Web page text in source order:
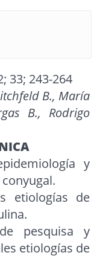
33; 243-264
B., María
B., Rodrigo
y
etiologías de
pesquisa y
etiologías de